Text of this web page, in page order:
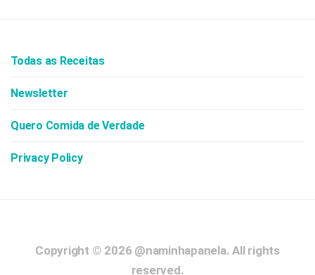
Todas as Receitas
Newsletter
Quero Comida de Verdade
Privacy Policy
Copyright © 2026 @naminhapanela.All rights
reserved.